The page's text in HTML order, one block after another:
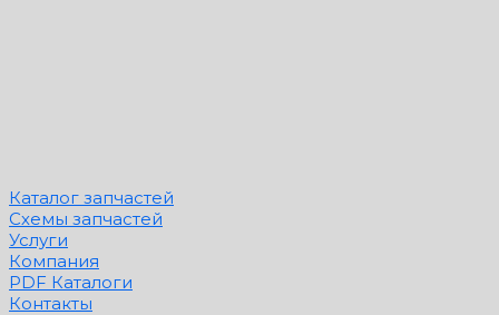
Каталог запчастей
Схемы запчастей
Услуги
Компания
PDF Каталоги
Контакты